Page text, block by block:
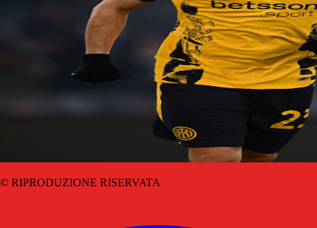
© RIPRODUZIONE RISERVATA